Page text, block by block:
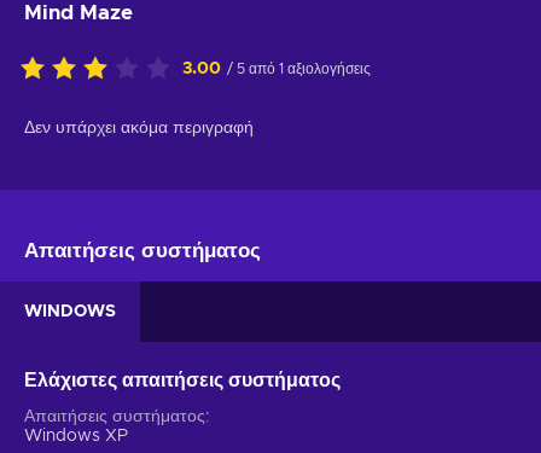
Mind Maze
3.00 / 5 από 1 αξιολογήσεις
Δεν υπάρχει ακόμα περιγραφή
Απαιτήσεις συστήματος
WINDOWS
Ελάχιστες απαιτήσεις συστήματος
Απαιτήσεις συστήματος
Windows XP